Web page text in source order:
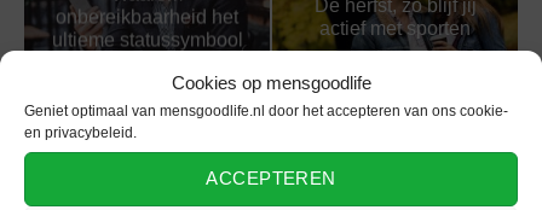
Cookies op mensgoodlife
Geniet optimaal van mensgoodlife.nl door het accepteren van ons cookie-
en privacybeleid.
ACCEPTEREN
onbereikbaarheid het
ultieme statussymbool
De herfst, zo blijf jij
actief met sporten